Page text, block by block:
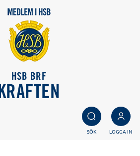
HSB BRF
KRAFTEN
SÖK LOGGA IN